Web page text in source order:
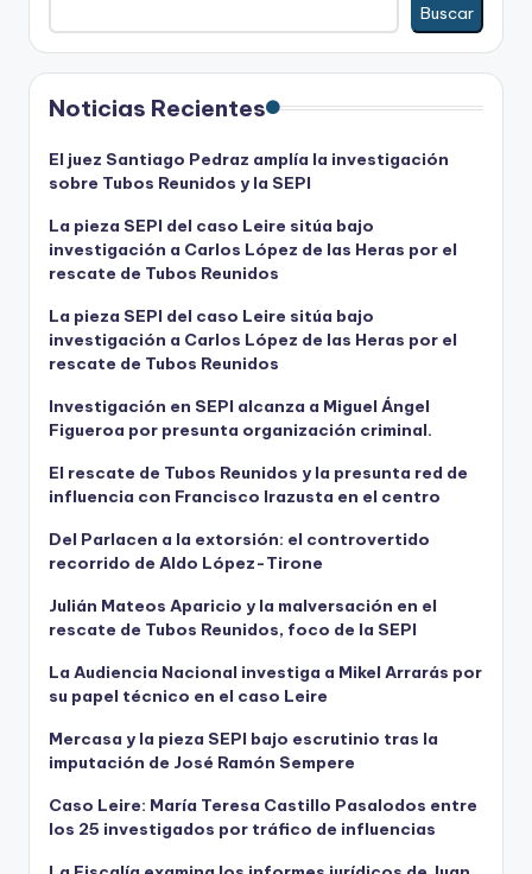
Buscar
Noticias Recientes
El juez Santiago Pedraz amplía la investigación
sobre Tubos Reunidos y la SEPI
La pieza SEPI del caso Leire sitúa bajo
investigación a Carlos López de las Heras por el
rescate de Tubos Reunidos
La pieza SEPI del caso Leire sitúa bajo
investigación a Carlos López de las Heras por el
rescate de Tubos Reunidos
Investigación en SEPI alcanza a Miguel Ángel
Figueroa por presunta organización criminal.
El rescate de Tubos Reunidos y la presunta red de
influencia con Francisco Irazusta en el centro
Del Parlacen a la extorsión: el controvertido
recorrido de Aldo López-Tirone
Julián Mateos Aparicio y la malversación en el
rescate de Tubos Reunidos, foco de la SEPI
La Audiencia Nacional investiga a Mikel Arrarás por
su papel técnico en el caso Leire
Mercasa y la pieza SEPI bajo escrutinio tras la
imputación de José Ramón Sempere
Caso Leire: María Teresa Castillo Pasalodos entre
los 25 investigados por tráfico de influencias